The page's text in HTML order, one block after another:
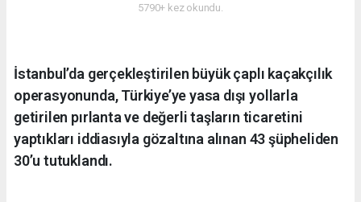
5790+ kez okundu.
İstanbul’da gerçekleştirilen büyük çaplı kaçakçılık
operasyonunda, Türkiye’ye yasa dışı yollarla
getirilen pırlanta ve değerli taşların ticaretini
yaptıkları iddiasıyla gözaltına alınan 43 şüpheliden
30’u tutuklandı.